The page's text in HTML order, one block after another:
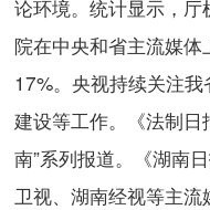
论环境。统计显示，
院在中央和省主流媒
17%。央视持续关注
建设等工作。《法制日
南”系列报道。《湖南
卫视、湖南经视等主